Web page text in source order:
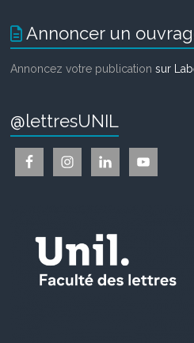
Annoncer un
Annoncez votre publicationsur
@lettresUNIL